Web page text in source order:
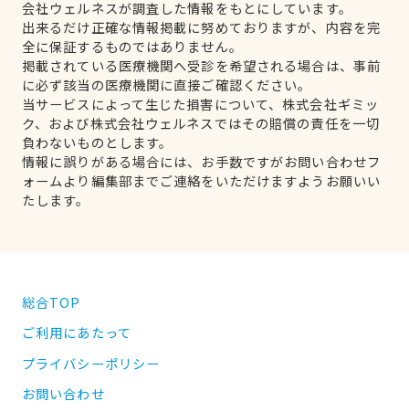
会社ウェルネスが調査した情報をもとにしています。
出来るだけ正確な情報掲載に努めておりますが、内容を完
全に保証するものではありません。
掲載されている医療機関へ受診を希望される場合は、事前
に必ず該当の医療機関に直接ご確認ください。
当サービスによって生じた損害について、株式会社ギミッ
ク、および株式会社ウェルネスではその賠償の責任を一切
負わないものとします。
情報に誤りがある場合には、お手数ですがお問い合わせフ
ォームより編集部までご連絡をいただけますようお願いい
たします。
総合TOP
ご利用にあたって
プライバシーポリシー
お問い合わせ